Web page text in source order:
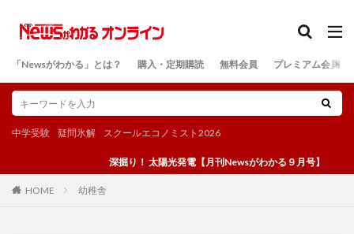
「Newsがわかる」とは？ 購入・定期購読 無料会員 プレミアム会員
中学受験 疑問氷解 スクールエコノミスト2026
深掘り！ 太陽光発電【月刊Newsがわかる９月号】
HOME 幼稚舎
検索